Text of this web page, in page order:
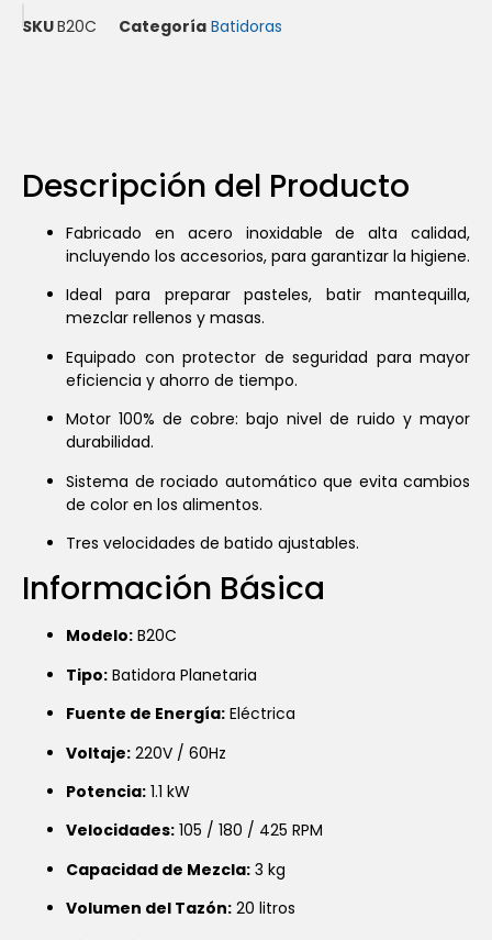
SKUB20C Categoría Batidoras
Descripción del Producto
Fabricado en acero inoxidable de alta calidad,
incluyendo los accesorios, para garantizar la higiene.
Ideal para preparar pasteles, batir mantequilla,
mezclar rellenos y masas.
Equipado con protector de seguridad para mayor
eficiencia y ahorro de tiempo.
Motor 100% de cobre: bajo nivel de ruido y mayor
durabilidad.
Sistema de rociado automático que evita cambios
de color en los alimentos.
Tres velocidades de batido ajustables.
Información Básica
Modelo: B20C
Tipo: Batidora Planetaria
Fuente de Energía: Eléctrica
Voltaje: 220V / 60Hz
Potencia: 1.1 kW
Velocidades: 105 / 180 / 425 RPM
Capacidad de Mezcla: 3 kg
Volumen del Tazón: 20 litros